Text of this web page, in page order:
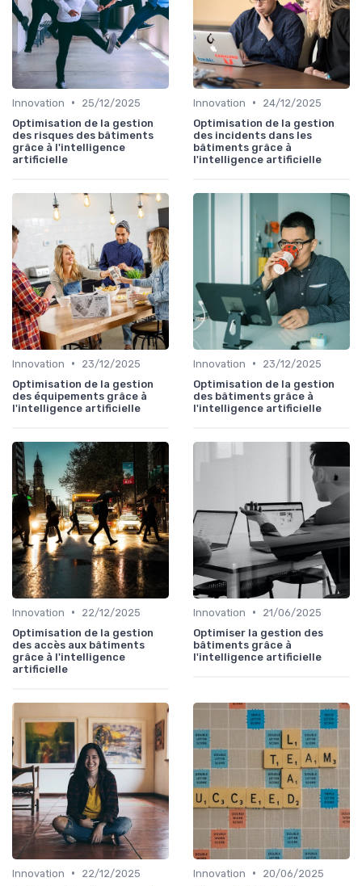
Innovation •
25/12/2025
Optimisation de la gestion
des risques des bâtiments
grâce à l'intelligence
artificielle
Innovation •
24/12/2025
Optimisation de la gestion
des incidents dans les
bâtiments grâce à
l'intelligence artificielle
Innovation •
23/12/2025
Optimisation de la gestion
des équipements grâce à
l'intelligence artificielle
Innovation •
23/12/2025
Optimisation de la gestion
des bâtiments grâce à
l'intelligence artificielle
Innovation •
22/12/2025
Optimisation de la gestion
des accès aux bâtiments
grâce à l'intelligence
artificielle
Innovation •
21/06/2025
Optimiser la gestion des
bâtiments grâce à
l'intelligence artificielle
Innovation •
22/12/2025
Innovation •
20/06/2025